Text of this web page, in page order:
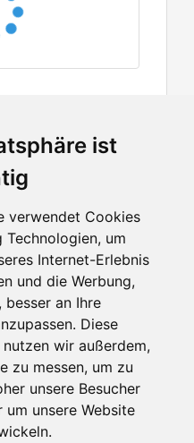
ist
verwendet Cookies
Technologien, um
Internet-Erlebnis
und die Werbung,
besser an Ihre
Diese
wir außerdem,
zu messen, um zu
unsere Besucher
um unsere Website
Партнерам
Инвесторам
Медиа
Facebook